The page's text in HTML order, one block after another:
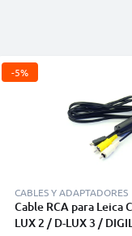
-5%
CABLES Y ADAPTADORES
Cable RCA para Leica
LUX 2 / D-LUX 3 /